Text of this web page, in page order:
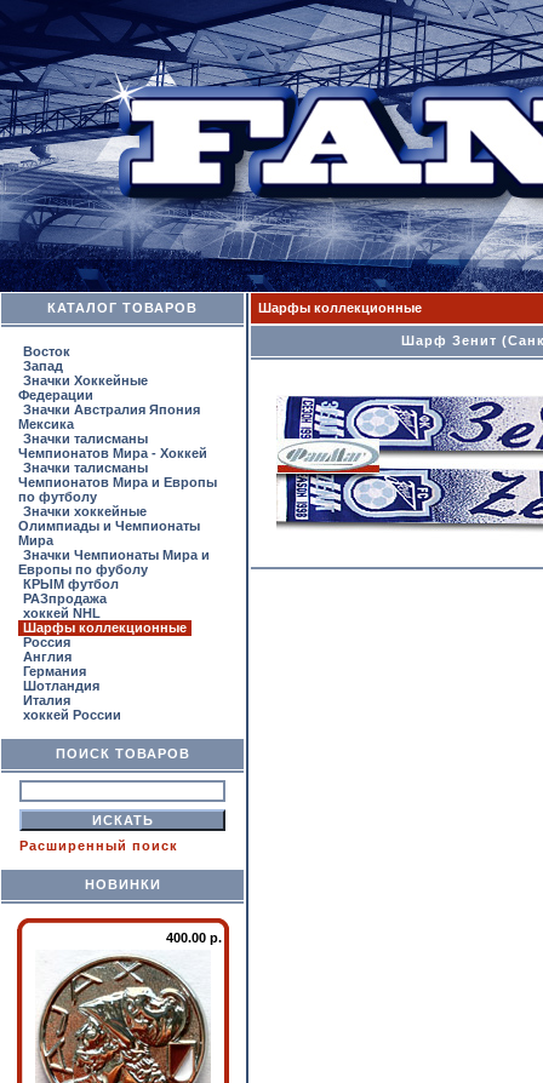
КАТАЛОГ ТОВАРОВ
Восток
Запад
Значки Хоккейные
Федерации
Значки Австралия Япония
Мексика
Значки талисманы
Чемпионатов Мира - Хоккей
Значки талисманы
Чемпионатов Мира и Европы
по футболу
Значки хоккейные
Олимпиады и Чемпионаты
Мира
Значки Чемпионаты Мира и
Европы по фуболу
КРЫМ футбол
РАЗпродажа
хоккей NHL
Шарфы коллекционные
Россия
Англия
Германия
Шотландия
Италия
хоккей России
ПОИСК ТОВАРОВ
Расширенный поиск
НОВИНКИ
400.00 р.
Шарфы коллекционные
Шарф Зенит